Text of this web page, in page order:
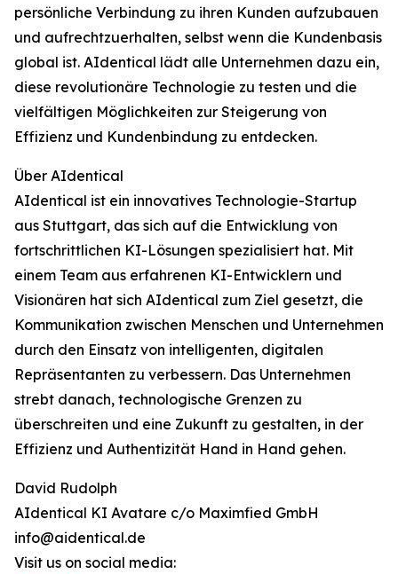
persönliche Verbindung zu ihren Kunden aufzubauen
und aufrechtzuerhalten, selbst wenn die Kundenbasis
global ist. AIdentical lädt alle Unternehmen dazu ein,
diese revolutionäre Technologie zu testen und die
vielfältigen Möglichkeiten zur Steigerung von
Effizienz und Kundenbindung zu entdecken.
Über AIdentical
AIdentical ist ein innovatives Technologie-Startup
aus Stuttgart, das sich auf die Entwicklung von
fortschrittlichen KI-Lösungen spezialisiert hat. Mit
einem Team aus erfahrenen KI-Entwicklern und
Visionären hat sich AIdentical zum Ziel gesetzt, die
Kommunikation zwischen Menschen und Unternehmen
durch den Einsatz von intelligenten, digitalen
Repräsentanten zu verbessern. Das Unternehmen
strebt danach, technologische Grenzen zu
überschreiten und eine Zukunft zu gestalten, in der
Effizienz und Authentizität Hand in Hand gehen.
David Rudolph
AIdentical KI Avatare c/o Maximfied GmbH
info@aidentical.de
Visit us on social media: